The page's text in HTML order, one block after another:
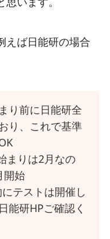
えば日能研の場合
り前に日能研全
り、これで基準
まりは2月なの
開始
テストは開催し
能研HPご確認く